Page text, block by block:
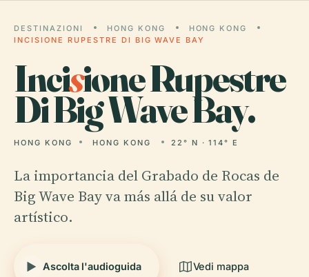
DESTINAZIONI HONG KONG
HONG KONG
INCISIONE RUPESTRE DI BIG WAVE BAY
Incisione Rupestre
Di Big Wave Bay.
HONG KONG HONG KONG 22° N · 114° E
La importancia del Grabado de Rocas de
Big Wave Bay va más allá de su valor
artístico.
Ascolta l'audioguida Vedi mappa